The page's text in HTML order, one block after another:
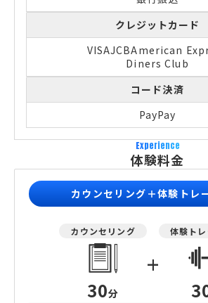
クレジットカード
VISAJCBAmerican
Diners Club
コード決済
PayPay
Experience
体験料金
カウンセリング＋体験トレ
カウンセリング
30分
+
体験ト